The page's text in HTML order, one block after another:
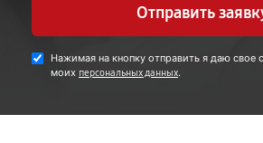
Отправить
Нажимая на кнопку отправить я даю свое
моих персональных данных.